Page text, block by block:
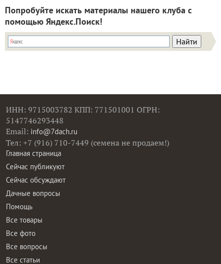
Попробуйте искать материалы нашего клуба с
помощью Яндекс.Поиск!
ИНН: 9715003782 КПП: 771501001 ОГРН:
5147746293448
Email:
info@7dach.ru
Тел: +7 (916) 710-7449 (семена не продаем!)
Главная страница
Сейчас публикуют
Сейчас обсуждают
Дачные вопросы
Помощь
Все товары
Все фото
Все вопросы
Все статьи